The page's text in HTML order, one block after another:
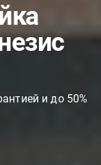
и до 50%